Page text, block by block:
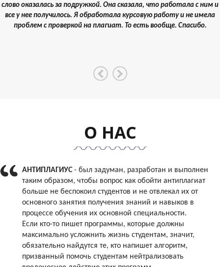
слово оказалась за подружкой. Она сказала, что работала с ним и
все у нее получилось. Я обработала курсовую работу и не имела
проблем с проверкой на плагиат. То есть вообще. Спасибо.
О НАС
АНТИПЛАГИУС - был задуман, разработан и выполнен
таким образом, чтобы вопрос как обойти антиплагиат
больше не беспокоил студентов и не отвлекал их от
основного занятия получения знаний и навыков в
процессе обучения их основной специальности.
Если кто-то пишет программы, которые должны
максимально усложнить жизнь студентам, значит,
обязательно найдутся те, кто напишет алгоритм,
призванный помочь студентам нейтрализовать